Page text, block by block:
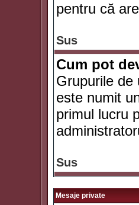
pentru că
Sus
Cum pot
Grupurile de
este numit
primul lucru
Sus
Mesaje private